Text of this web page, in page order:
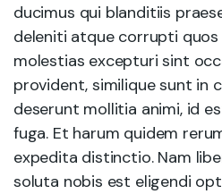
ducimus qui blanditiis
deleniti atque corrupti
molestias excepturi sint
provident, similique sunt in
deserunt mollitia animi, id
fuga. Et harum quidem
expedita distinctio. Nam
soluta nobis est eligendi